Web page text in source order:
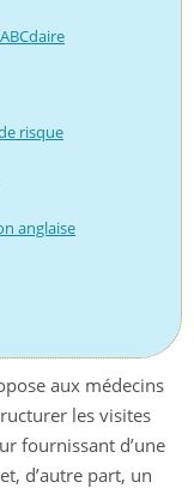
risque
anglaise
aux médecins
les visites
fournissant d’une
d’autre part, un